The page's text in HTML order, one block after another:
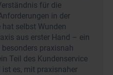
für die
in der
selbst Wunden
aus erster Hand – ein
praxisnah
Teil des Kundenservice
es, mit praxisnaher